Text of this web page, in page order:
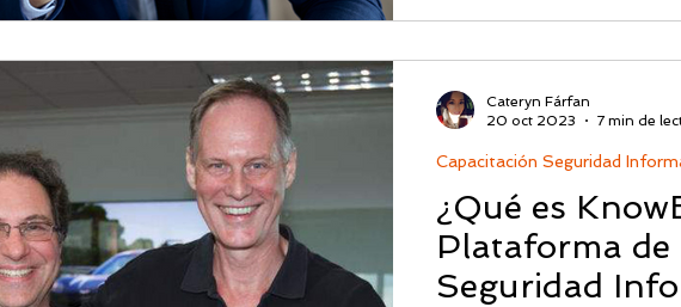
¿Qué es
Plataforma de
Seguridad
Capacitación Seguridad
Cateryn Fárfan
20 oct 2023
7 min de